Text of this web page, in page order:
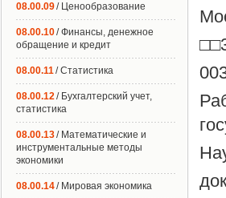
08.00.09/ Ценообразование
08.00.10/ Финансы, денежное
обращение и кредит
08.00.11/ Статистика
08.00.12/ Бухгалтерский учет,
статистика
08.00.13/ Математические и
инструментальные методы
экономики
08.00.14/ Мировая экономика